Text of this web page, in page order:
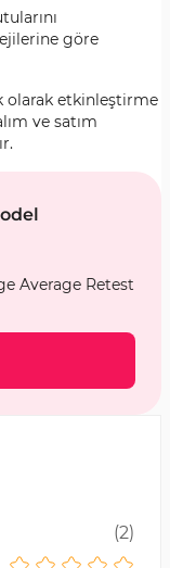
göre
olarak etkinleştirme
ve satım
Average Retest
(2)